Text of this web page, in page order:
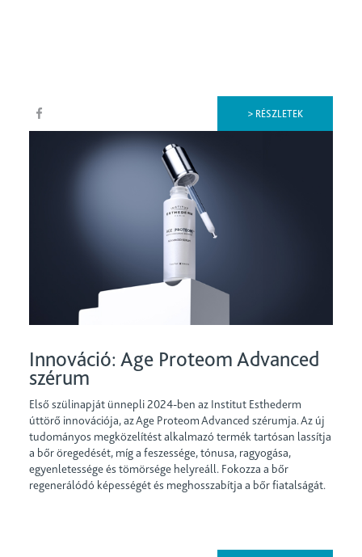
> RÉSZLETEK
Innováció: Age Proteom Advanced
szérum
Első szülinapját ünnepli 2024-ben az Institut Esthederm
úttörő innovációja, az Age Proteom Advanced szérumja. Az új
tudományos megközelítést alkalmazó termék tartósan lassítja
a bőr öregedését, míg a feszessége, tónusa, ragyogása,
egyenletessége és tömörsége helyreáll. Fokozza a bőr
regenerálódó képességét és meghosszabítja a bőr fiatalságát.